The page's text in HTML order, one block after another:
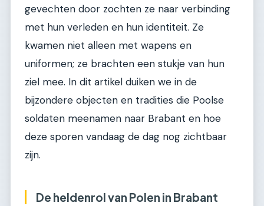
gevechten door zochten ze naar verbinding
met hun verleden en hun identiteit. Ze
kwamen niet alleen met wapens en
uniformen; ze brachten een stukje van hun
ziel mee. In dit artikel duiken we in de
bijzondere objecten en tradities die Poolse
soldaten meenamen naar Brabant en hoe
deze sporen vandaag de dag nog zichtbaar
zijn.
De heldenrol van Polen in Brabant